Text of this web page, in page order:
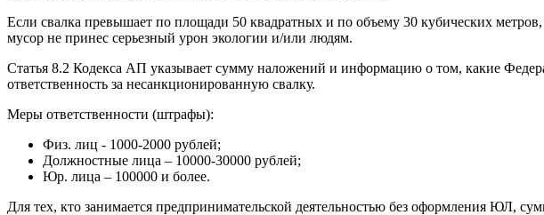
Если свалка превышает по площади 50 квадратных и по объему 30 кубических метров,
мусор не принес серьезный урон экологии и/или людям.
Статья 8.2 Кодекса АП указывает сумму наложений и информацию о том, какие
ответственность за несанкционированную свалку.
Меры ответственности (штрафы):
Физ. лиц - 1000-2000 рублей;
Должностные лица – 10000-30000 рублей;
Юр. лица – 100000 и более.
Для тех, кто занимается предпринимательской деятельностью без оформления ЮЛ,